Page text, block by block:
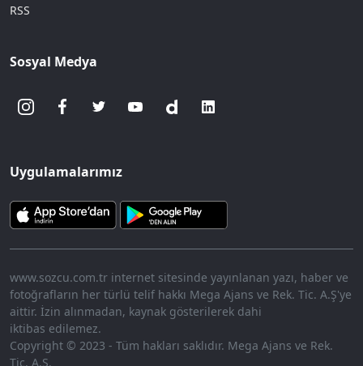
RSS
Sosyal Medya
Uygulamalarımız
www.sozcu.com.tr internet sitesinde yayınlanan yazı, haber ve
fotoğrafların her türlü telif hakkı Mega Ajans ve Rek. Tic. A.Ş'ye
aittir. İzin alınmadan, kaynak gösterilerek dahi
iktibas edilemez.
Copyright © 2023 - Tüm hakları saklıdır. Mega Ajans ve Rek.
Tic. A.Ş.